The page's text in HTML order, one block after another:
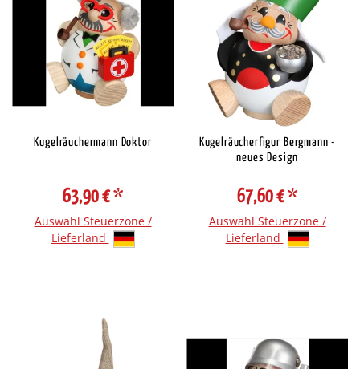
Kugelräuchermann Doktor
63,90 €*
Auswahl Steuerzone /
Lieferland
Kugelräucherfigur Bergmann -
neues Design
67,60 €*
Auswahl Steuerzone /
Lieferland